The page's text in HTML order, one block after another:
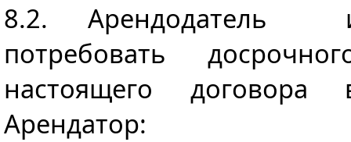
8.2.
потребовать
настоящего
Арендатор: